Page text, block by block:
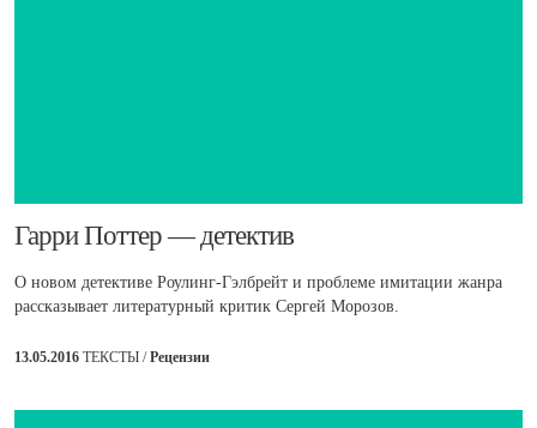
​Гарри Поттер — детектив
О новом детективе Роулинг-Гэлбрейт и проблеме имитации жанра
рассказывает литературный критик Сергей Морозов.
13.05.2016 ТЕКСТЫ /Рецензии